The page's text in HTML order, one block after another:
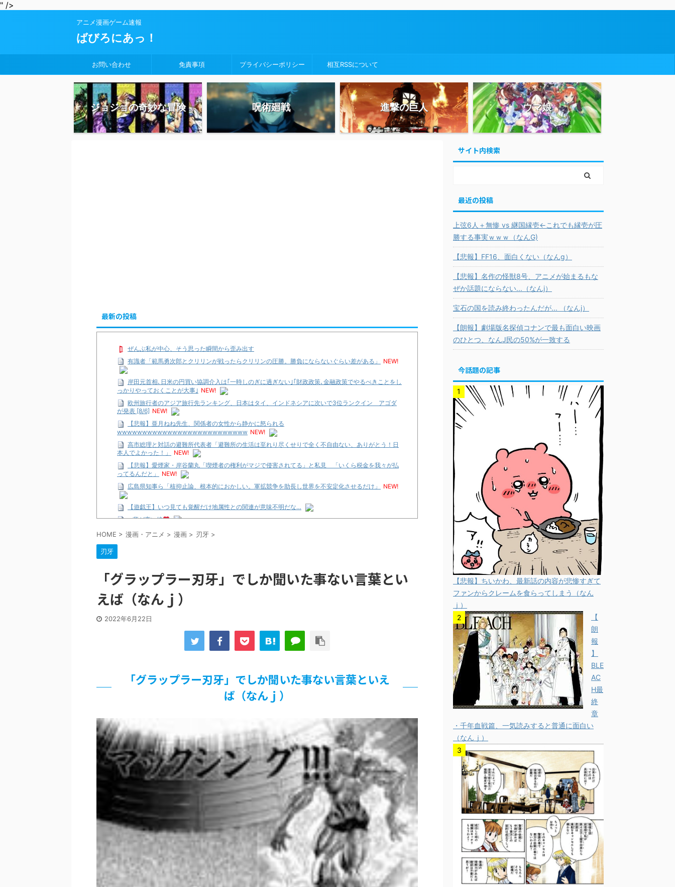
" />
アニメ漫画ゲーム速報
ばびろにあっ！
お問い合わせ 免責事項 プライバシーポリシー 相互RSSについて
ジョジョの奇妙な冒険 呪術廻戦 進撃の巨人 ウマ娘
最新の投稿
ぜんぶ私が中心、そう思った瞬間から歪み出す
有識者「範馬勇次郎とクリリンが戦ったらクリリンの圧勝。勝負にならないぐらい差がある」
NEW!
岸田元首相､日米の円買い協調介入は｢一時しのぎに過ぎない｣｢財政政策､金融政策でやるべきことをし
っかりやっておくことが大事｣ NEW!
欧州旅行者のアジア旅行先ランキング、日本はタイ、インドネシアに次いで3位ランクイン アゴダ
が発表 [8/6] NEW!
【悲報】亜月ねね先生、関係者の女性から静かに怒られる
wwwwwwwwwwwwwwwwwwwwwwwwww NEW!
高市総理と対話の避難所代表者「避難所の生活は至れり尽くせりで全く不自由ない、ありがとう！日
本人でよかった！」
NEW!
【悲報】愛煙家・岸谷蘭丸「喫煙者の権利がマジで侵害されてる」と私見 「いくら税金を我々が払
ってるんだと」
NEW!
広島県知事ら「核抑止論、根本的におかしい。軍拡競争を助長し世界を不安定化させるだけ」
NEW!
【遊戯王】いつ見ても覚醒だけ地属性との関連が意味不明だな…
…背が高い娘
【遊戯王】いつ見ても覚醒だけ地属性との関連が意味不明だな…
北原ももさんの挑発!!!
【画像】この女優さん、可愛すぎる
【遊戯王】いつ見ても覚醒だけ地属性との関連が意味不明だな…
美少女図鑑AWARD2026グランプリ・榎本彩乃、グラビア披露！透明感が凄い！！
【朗報】齋藤飛鳥、前屈みで完全に見えてる動画が拡散されてしまう…
【画像】『プリズマ☆イリヤ』の新グッズ、流石に一線を越えてしまう
…背が高い娘
北原ももさんの挑発!!!
【画像】『プリズマ☆イリヤ』の新グッズ、流石に一線を越えてしまう
敵「ダンクーガは合体するまでが長過ぎてつまらない」←合体する前から面白いんだよなぁ
まとめチェッカーは閉鎖しました。RSSの解除をお願いします。
【信長の野望・新生】米問屋をどういう時にどこに建てるのかわからない
NHKにようこそ！を見終えたんだがｗｗｗ
Powered by livedoor 相互RSS
HOME > 漫画・アニメ > 漫画 > 刃牙 >
刃牙
「グラップラー刃牙」でしか聞いた事ない言葉とい
えば（なんｊ）
2022年6月22日
「グラップラー刃牙」でしか聞いた事ない言葉といえ
ば（なんｊ）
サイト内検索
最近の投稿
上弦6人＋無惨 vs 継国縁壱←これでも縁壱が圧
勝する事実ｗｗｗ（なんG)
【悲報】FF16、面白くない（なんg）
【悲報】名作の怪獣8号、アニメが始まるもな
ぜか話題にならない...（なんj）
宝石の国を読み終わったんだが... （なんj）
【朗報】劇場版名探偵コナンで最も面白い映画
のひとつ、なんJ民の50%が一致する
今話題の記事
【悲報】ちいかわ、最新話の内容が悲惨すぎて
ファンからクレームを食らってしまう（なん
ｊ）
【
朗
報
】
BLE
AC
H最
終
章
・千年血戦篇、一気読みすると普通に面白い
（なんｊ）